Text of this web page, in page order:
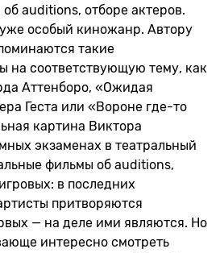
auditions, отборе актеров.
особый киножанр. Автору
такие
на соответствующую тему, как
Аттенборо, «Ожидая
Геста или «Вороне где-то
картина Виктора
экзаменах в театральный
фильмы об auditions,
в последних
притворяются
— на деле ими являются. Но
интересно смотреть